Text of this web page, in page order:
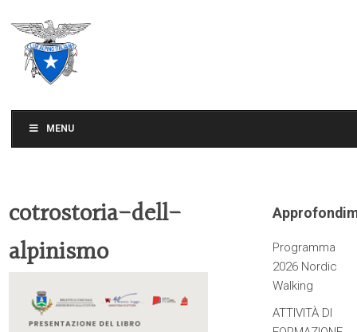
MENU
cotrostoria-dell-
alpinismo
Programma
2026 Nordic
Walking
ATTIVITÀ DI